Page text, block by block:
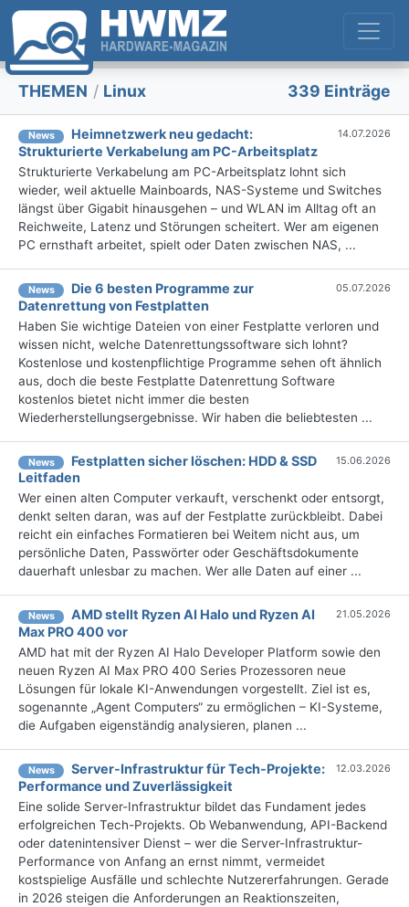
THEMEN / Linux 339 Einträge
News
Heimnetzwerk neu gedacht:
Strukturierte Verkabelung am PC-Arbeitsplatz
14.07.2026
Strukturierte Verkabelung am PC-Arbeitsplatz lohnt sich
wieder, weil aktuelle Mainboards, NAS-Systeme und Switches
längst über Gigabit hinausgehen – und WLAN im Alltag oft an
Reichweite, Latenz und Störungen scheitert. Wer am eigenen
PC ernsthaft arbeitet, spielt oder Daten zwischen NAS, ...
News
Die 6 besten Programme zur
Datenrettung von Festplatten
05.07.2026
Haben Sie wichtige Dateien von einer Festplatte verloren und
wissen nicht, welche Datenrettungssoftware sich lohnt?
Kostenlose und kostenpflichtige Programme sehen oft ähnlich
aus, doch die beste Festplatte Datenrettung Software
kostenlos bietet nicht immer die besten
Wiederherstellungsergebnisse. Wir haben die beliebtesten ...
News
Festplatten sicher löschen: HDD & SSD
Leitfaden
15.06.2026
Wer einen alten Computer verkauft, verschenkt oder entsorgt,
denkt selten daran, was auf der Festplatte zurückbleibt. Dabei
reicht ein einfaches Formatieren bei Weitem nicht aus, um
persönliche Daten, Passwörter oder Geschäftsdokumente
dauerhaft unlesbar zu machen. Wer alle Daten auf einer ...
News
AMD stellt Ryzen AI Halo und Ryzen AI
Max PRO 400 vor
21.05.2026
AMD hat mit der Ryzen AI Halo Developer Platform sowie den
neuen Ryzen AI Max PRO 400 Series Prozessoren neue
Lösungen für lokale KI-Anwendungen vorgestellt. Ziel ist es,
sogenannte „Agent Computers“ zu ermöglichen – KI-Systeme,
die Aufgaben eigenständig analysieren, planen ...
News
Server-Infrastruktur für Tech-Projekte:
Performance und Zuverlässigkeit
12.03.2026
Eine solide Server-Infrastruktur bildet das Fundament jedes
erfolgreichen Tech-Projekts. Ob Webanwendung, API-Backend
oder datenintensiver Dienst – wer die Server-Infrastruktur-
Performance von Anfang an ernst nimmt, vermeidet
kostspielige Ausfälle und schlechte Nutzererfahrungen. Gerade
in 2026 steigen die Anforderungen an Reaktionszeiten,